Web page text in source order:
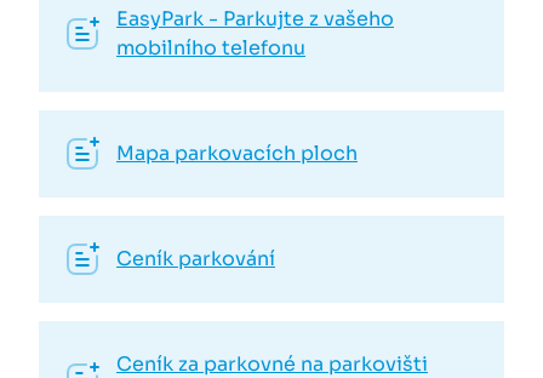
EasyPark - Parkujte z vašeho
mobilního telefonu
Mapa parkovacích ploch
Ceník parkování
Ceník za parkovné na parkovišti